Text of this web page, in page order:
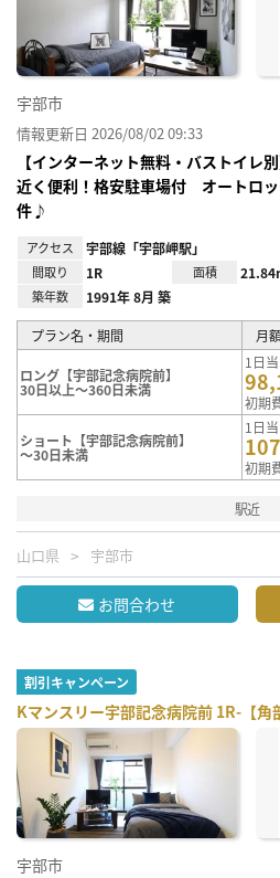
宇部市
情報更新日 2026/08/02 09:33
【インターネット無料・バストイレ
近く便利！格安駐車場付 オートロ
件♪
アクセス 宇部線「宇部岬駅」
間取り 1R 面積
築年数 1991年 8月 築
プラン名・期間 月
ロング【宇部記念病院前】
30日以上～360日未満
1日
初期
ショート【宇部記念病院前】
～30日未満
1日
初期
駅近
山口県 宇部市
お問合わせ
割引キャンペーン
Kマンスリー宇部記念病院前 1R-【
宇部市